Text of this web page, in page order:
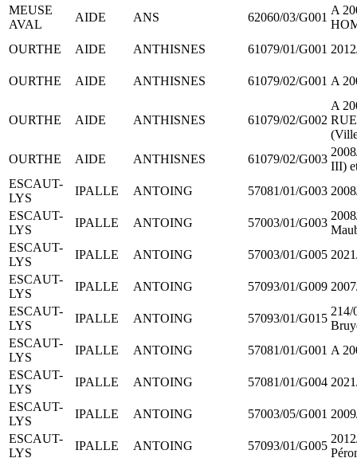
MEUSE
AVAL
AIDE ANS 62060/03/G001
A
OURTHE
AIDE ANTHISNES 61079/01/G001
OURTHE AIDE ANTHISNES 61079/02/G001 A
OURTHE AIDE ANTHISNES 61079/02/G002
A
OURTHE
AIDE ANTHISNES 61079/02/G003
III)
ESCAUT-
LYS
IPALLE ANTOING 57081/01/G003
ESCAUT-
LYS
IPALLE ANTOING 57003/01/G003
ESCAUT-
LYS
IPALLE ANTOING 57003/01/G005
ESCAUT-
LYS
IPALLE ANTOING 57093/01/G009
ESCAUT-
LYS
IPALLE ANTOING 57093/01/G015
214/
ESCAUT-
LYS
IPALLE ANTOING 57081/01/G001 A
ESCAUT-
LYS
IPALLE ANTOING 57081/01/G004
ESCAUT-
LYS
IPALLE ANTOING 57003/05/G001
ESCAUT-
LYS
IPALLE ANTOING 57093/01/G005